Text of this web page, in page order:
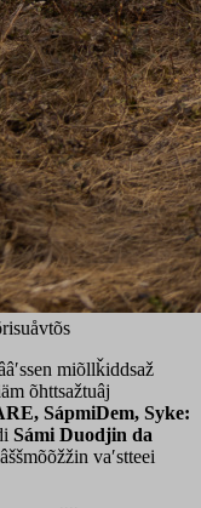
miõllǩiddsaž
õhttsažtuâj
SápmiDem, Syke:
Sámi Duodjin da
vaʹstteei